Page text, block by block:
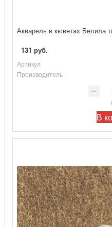
Акварель в кюветах Белила
131 руб.
Артикул
Производитель
В